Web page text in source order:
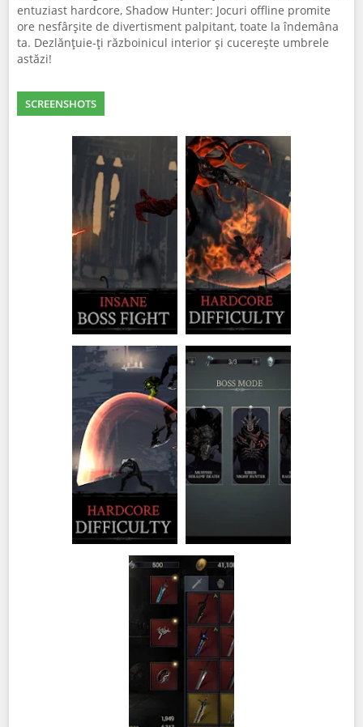
entuziast hardcore, Shadow Hunter: Jocuri offline promite
ore nesfârșite de divertisment palpitant, toate la îndemâna
ta. Dezlănțuie-ți războinicul interior și cucerește umbrele
astăzi!
SCREENSHOTS